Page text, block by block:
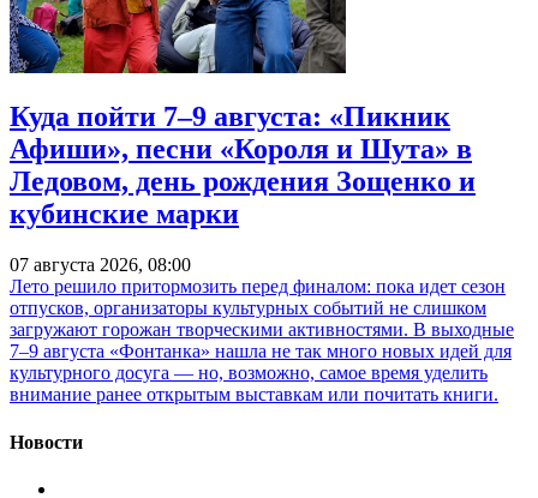
Куда пойти 7–9 августа: «Пикник
Афиши», песни «Короля и Шута» в
Ледовом, день рождения Зощенко и
кубинские марки
07 августа 2026, 08:00
Лето решило притормозить перед финалом: пока идет сезон
отпусков, организаторы культурных событий не слишком
загружают горожан творческими активностями. В выходные
7–9 августа «Фонтанка» нашла не так много новых идей для
культурного досуга — но, возможно, самое время уделить
внимание ранее открытым выставкам или почитать книги.
Новости